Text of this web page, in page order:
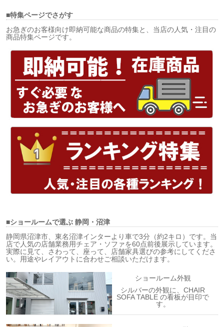
■特集ページでさがす
お急ぎのお客様向け即納可能な商品の特集と、当店の人気・注目の
商品特集ページです。
■ショールームで選ぶ静岡・沼津
静岡県沼津市、東名沼津インターより車で3分（約2キロ）です。当
店で人気の店舗業務用チェア・ソファを60点前後展示しています。
実際に見て、さわって、座って、店舗家具選びの参考にしてくださ
い。用途やレイアウトに合わせご相談いただけます。
ショールーム外観
シルバーの外観に、CHAIR
SOFA TABLE の看板が目印で
す。